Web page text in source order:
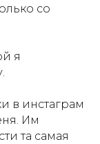
со
я
в инстаграм
Им
та самая